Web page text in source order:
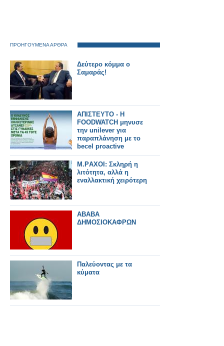
ΠΡΟΗΓΟΥΜΕΝΑ ΑΡΘΡΑ
Δεύτερο κόμμα ο
Σαμαράς!
ΑΠΙΣΤΕΥΤΟ - Η
FOODWATCH μηνυσε
την unilever για
παραπλάνηση με το
becel proactive
M.ΡAXOI: Σκληρή η
λιτότητα, αλλά η
εναλλακτική χειρότερη
ΑΒΑΒΑ
ΔΗΜΟΣΙΟΚΑΦΡΩΝ
Παλεύοντας με τα
κύματα